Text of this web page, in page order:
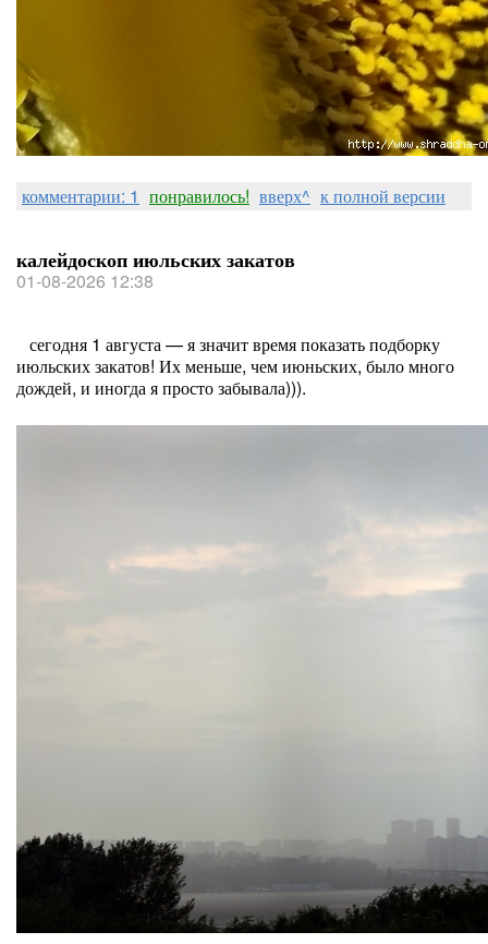
комментарии: 1 понравилось! вверх^ к полной версии
калейдоскоп июльских закатов
01-08-2026 12:38
сегодня 1 августа — я значит время показать подборку
июльских закатов! Их меньше, чем июньских, было много
дождей, и иногда я просто забывала))).